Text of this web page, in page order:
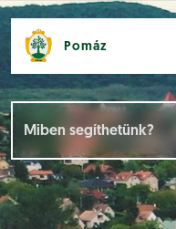
Pomáz
Események []